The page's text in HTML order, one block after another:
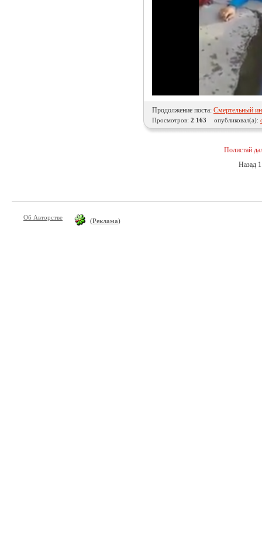
Продолжение поста: Смертельный
Просмотров: 2 163 опубликовал(а):
Полистай
Назад 1
Об Авторстве (Реклама)